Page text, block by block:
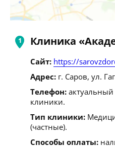
Клиника
Сайт: https://
Адрес: г. Саров, ул.
Телефон: актуальный
клиники.
Тип клиники:
(частные).
Способы оплаты: